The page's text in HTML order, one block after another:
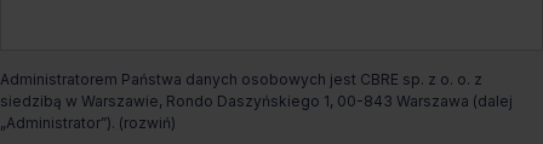
Administratorem Państwa danych osobowych jest CBRE sp. z o. o. z
siedzibą w Warszawie, Rondo Daszyńskiego 1, 00-843 Warszawa (dalej
„Administrator”).